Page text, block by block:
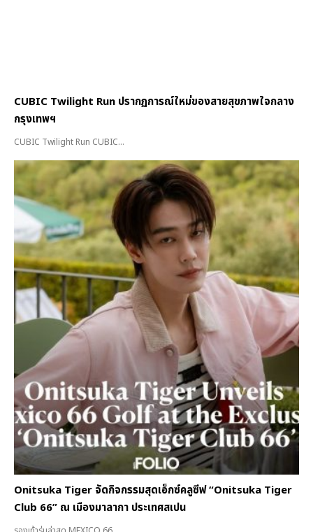
CUBIC Twilight Run ปรากฏการณ์ใหม่ของสายสุขภาพใจกลาง
กรุงเทพฯ
CUBIC Twilight Run CUBIC...
Onitsuka Tiger จัดกิจกรรมสุดเอ็กซ์คลูซีฟ “Onitsuka Tiger
Club 66” ณ เมืองมาลากา ประเทศสเปน